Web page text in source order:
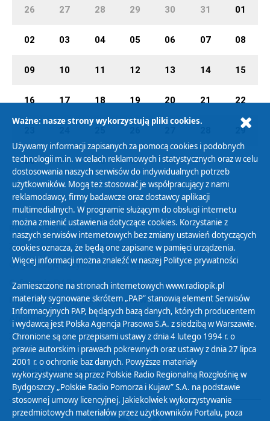
26 27 28 29 30 31 01
02 03 04 05 06 07 08
09 10 11 12 13 14 15
16 17 18 19 20 21 22
29
30 01 02 03 04 05 06
Polityka Prywatności
Zasady korzystania z Serwisu
Organizacje Pożytku Publicznego
Cyfryzacja DAB+
Polityka ochrony danych osobowych
Abonament
Zamówienia publiczne
Biuletyn Informacji Publicznej
Ważne: nasze strony wykorzystują pliki cookies.
Używamy informacji zapisanych za pomocą cookies i podobnych
technologii m.in. w celach reklamowych i statystycznych oraz w celu
dostosowania naszych serwisów do indywidualnych potrzeb
użytkowników. Mogą też stosować je współpracujący z nami
reklamodawcy, firmy badawcze oraz dostawcy aplikacji
multimedialnych. W programie służącym do obsługi internetu
można zmienić ustawienia dotyczące cookies. Korzystanie z
naszych serwisów internetowych bez zmiany ustawień dotyczących
cookies oznacza, że będą one zapisane w pamięci urządzenia.
Więcej informacji można znaleźć w naszej Polityce prywatności
Zamieszczone na stronach internetowych www.radiopik.pl
materiały sygnowane skrótem „PAP” stanowią element Serwisów
Informacyjnych PAP, będących bazą danych, których producentem
i wydawcą jest Polska Agencja Prasowa S.A. z siedzibą w Warszawie.
Chronione są one przepisami ustawy z dnia 4 lutego 1994 r. o
prawie autorskim i prawach pokrewnych oraz ustawy z dnia 27 lipca
2001 r. o ochronie baz danych. Powyższe materiały
wykorzystywane są przez Polskie Radio Regionalną Rozgłośnię w
Bydgoszczy „Polskie Radio Pomorza i Kujaw” S.A. na podstawie
stosownej umowy licencyjnej. Jakiekolwiek wykorzystywanie
przedmiotowych materiałów przez użytkowników Portalu, poza